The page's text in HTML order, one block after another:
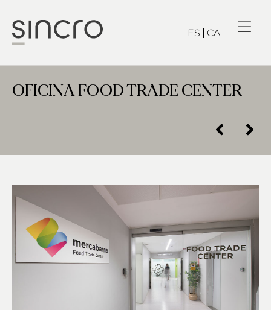
ES CA
OFICINA FOOD TRADE CENTER